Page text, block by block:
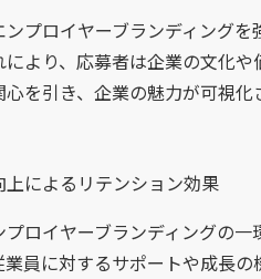
プロイヤーブランディング
より、応募者は企業の文化
を引き、企業の魅力が可視化
によるリテンション効果
ロイヤーブランディングの
員に対するサポートや成長